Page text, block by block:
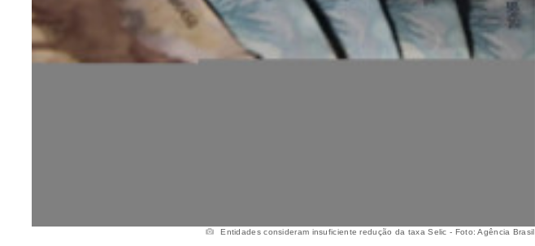
Entidades consideram insuficiente redução da taxa Selic - Foto: Agência Brasil